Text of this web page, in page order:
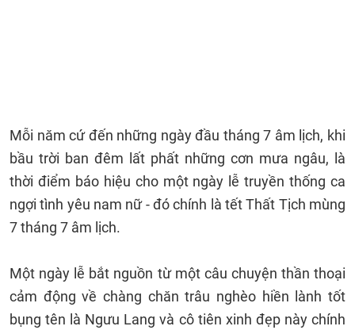
Mỗi năm cứ đến những ngày đầu tháng 7 âm lịch, khi
bầu trời ban đêm lất phất những cơn mưa ngâu, là
thời điểm báo hiệu cho một ngày lễ truyền thống ca
ngợi tình yêu nam nữ - đó chính là tết Thất Tịch mùng
7 tháng 7 âm lịch.
Một ngày lễ bắt nguồn từ một câu chuyện thần thoại
cảm động về chàng chăn trâu nghèo hiền lành tốt
bụng tên là Ngưu Lang và cô tiên xinh đẹp này chính